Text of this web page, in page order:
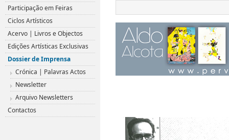
Participação em Feiras
Ciclos Artísticos
Acervo | Livros e Objectos
Edições Artísticas Exclusivas
Dossier de Imprensa
Crónica | Palavras Actos
Newsletter
Arquivo Newsletters
Contactos